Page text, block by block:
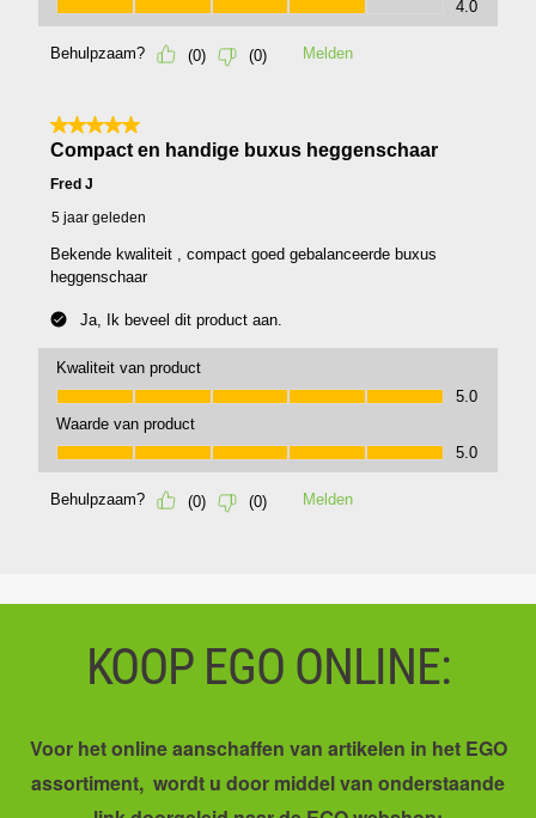
KOOP EGO ONLINE:
Voor het online aanschaffen van artikelen in het EGO
assortiment, wordt u door middel van onderstaande